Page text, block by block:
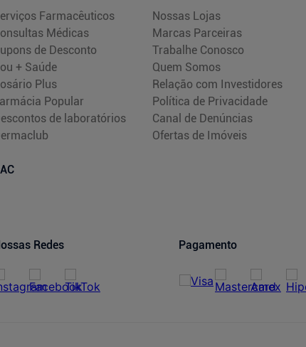
Farmacêuticos
Médicas
de Desconto
+ Saúde
Plus
Popular
de laboratórios
Nossas Lojas
Marcas Parceiras
Trabalhe Conosco
Quem Somos
Relação com Investidores
Política de Privacidade
Canal de Denúncias
Ofertas de Imóveis
Redes Pagamento